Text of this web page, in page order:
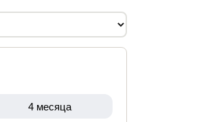
4 месяца